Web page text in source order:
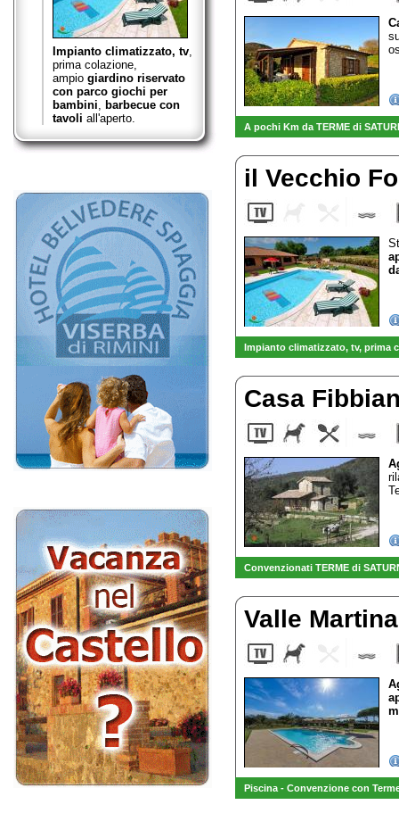
Impianto climatizzato, tv,
prima colazione,
ampio giardino riservato
con parco giochi per
bambini, barbecue con
tavoli all'aperto.
A pochi Km da TERME di
il Vecchio
Impianto climatizzato, tv, prima
Casa
Convenzionati TERME di
Valle
Piscina - Convenzione con